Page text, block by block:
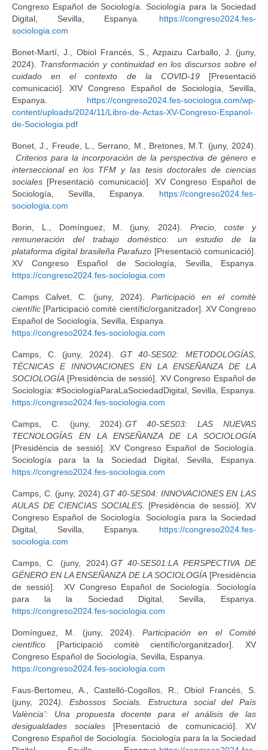
Congreso Español de Sociología. Sociología para la Sociedad
Digital, Sevilla, Espanya. https://congreso2024.fes-
sociologia.com
Bonet-Martí, J., Obiol Francés, S., Azpaizu Carballo, J. (juny,
2024). Transformación y continuidad en los discursos sobre el
cuidado en el contexto de la COVID-19[Presentació
comunicació]. XIV Congreso Español de Sociología, Sevilla,
Espanya. https://congreso2024.fes-sociologia.com/wp-
content/uploads/2024/11/Libro-de-Actas-XV-Congreso-Espanol-
de-Sociologia.pdf
Bonet, J., Freude, L., Serrano, M., Bretones, M.T. (juny, 2024).
Criterios para la incorporación de la perspectiva de género e
interseccional en los TFM y las tesis doctorales de ciencias
sociales [Presentació comunicació]. XV Congreso Español de
Sociología, Sevilla, Espanya. https://congreso2024.fes-
sociologia.com
Borin, L., Domínguez, M. (juny, 2024). Precio, coste y
remuneración del trabajo doméstico: un estudio de la
plataforma digital brasileña Parafuzo [Presentació comunicació].
XV Congreso Español de Sociología, Sevilla, Espanya.
https://congreso2024.fes-sociologia.com
Camps Calvet, C. (juny, 2024). Participació en el comitè
científic [Participació comitè científic/organitzador]. XV Congreso
Español de Sociología, Sevilla, Espanya.
https://congreso2024.fes-sociologia.com
Camps, C. (juny, 2024). GT 40-SES02: METODOLOGÍAS,
TÉCNICAS E INNOVACIONES EN LA ENSEÑANZA DE LA
SOCIOLOGÍA [Presidència de sessió]. XV Congreso Español de
Sociología: #SociologíaParaLaSociedadDigital, Sevilla, Espanya.
https://congreso2024.fes-sociologia.com
Camps, C. (juny, 2024). GT 40-SES03: LAS NUEVAS
TECNOLOGÍAS EN LA ENSEÑANZA DE LA SOCIOLOGÍA
[Presidència de sessió]. XV Congreso Español de Sociología.
Sociología para la la Sociedad Digital, Sevilla, Espanya.
https://congreso2024.fes-sociologia.com
Camps, C. (juny, 2024). GT 40-SES04: INNOVACIONES EN LAS
AULAS DE CIENCIAS SOCIALES. [Presidència de sessió]. XV
Congreso Español de Sociología. Sociología para la Sociedad
Digital, Sevilla, Espanya. https://congreso2024.fes-
sociologia.com
Camps, C. (juny, 2024). GT 40-SES01:LA PERSPECTIVA DE
GÉNERO EN LA ENSEÑANZA DE LA SOCIOLOGÍA[Presidència
de sessió]. XV Congreso Español de Sociología. Sociología
para la la Sociedad Digital, Sevilla, Espanya.
https://congreso2024.fes-sociologia.com
Domínguez, M. (juny, 2024). Participación en el Comité
científico [Participació comitè científic/organitzador]. XV
Congreso Español de Sociología, Sevilla, Espanya.
https://congreso2024.fes-sociologia.com
Faus-Bertomeu, A., Castelló-Cogollos, R., Obiol Francés, S.
(juny, 2024). Esbossos Socials. Estructura social del País
València’: Una propuesta docente para el análisis de las
desigualdades sociales [Presentació de comunicació]. XV
Congreso Español de Sociología. Sociología para la la Sociedad